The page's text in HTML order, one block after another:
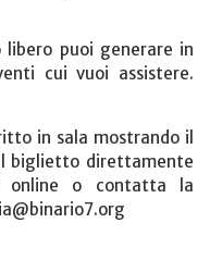
libero puoi generare in
cui vuoi assistere.
in sala mostrando il
biglietto direttamente
online o contatta la